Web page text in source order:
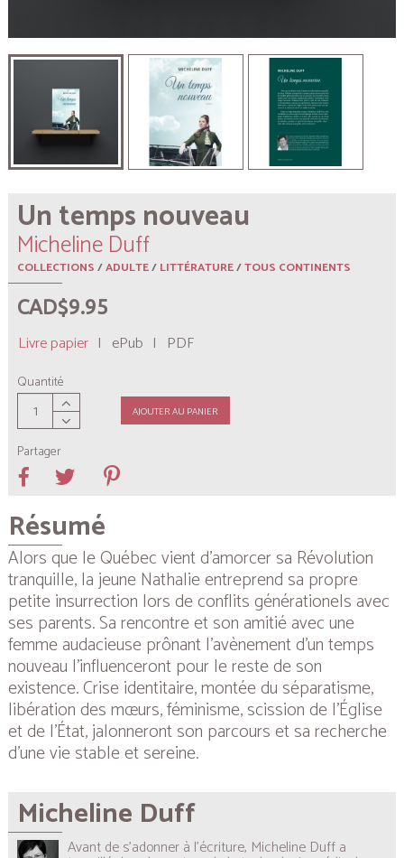
Un temps nouveau
Micheline Duff
COLLECTIONS/ADULTE/LITTÉRATURE/TOUS CONTINENTS
CAD$9.95
Livre papier | ePub | PDF
Quantité
AJOUTER AU PANIER
Partager
Résumé
Alors que le Québec vient d’amorcer sa Révolution
tranquille, la jeune Nathalie entreprend sa propre
petite insurrection lors de conflits générationels avec
ses parents. Sa rencontre et son amitié avec une
femme audacieuse prônant l’avènement d’un temps
nouveau l’influenceront pour le reste de son
existence. Crise identitaire, montée du séparatisme,
libération des mœurs, féminisme, scission de l’Église
et de l’État, jalonneront son parcours et sa recherche
d’une vie stable et sereine.
Micheline Duff
Avant de s’adonner à l’écriture, Micheline Duff a